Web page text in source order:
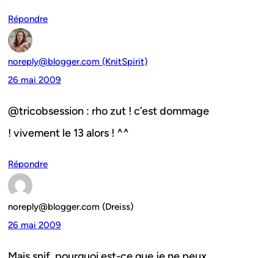
Répondre
noreply@blogger.com (KnitSpirit)
26 mai 2009
@tricobsession : rho zut ! c’est dommage
! vivement le 13 alors ! ^^
Répondre
noreply@blogger.com (Dreiss)
26 mai 2009